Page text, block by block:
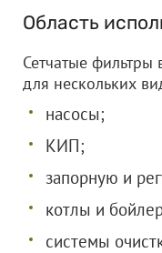
Область
Сетчатые фильтры
для нескольких
насосы;
КИП;
запорную и
котлы и
системы